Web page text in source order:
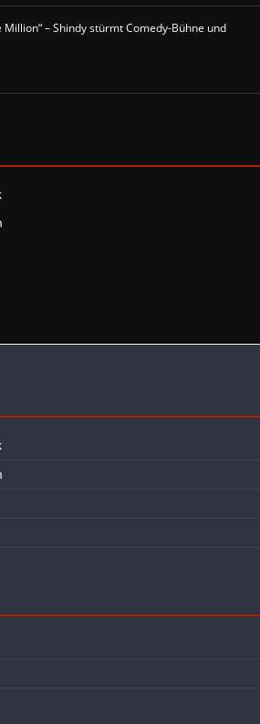
Million“ – Shindy stürmt Comedy-Bühne und